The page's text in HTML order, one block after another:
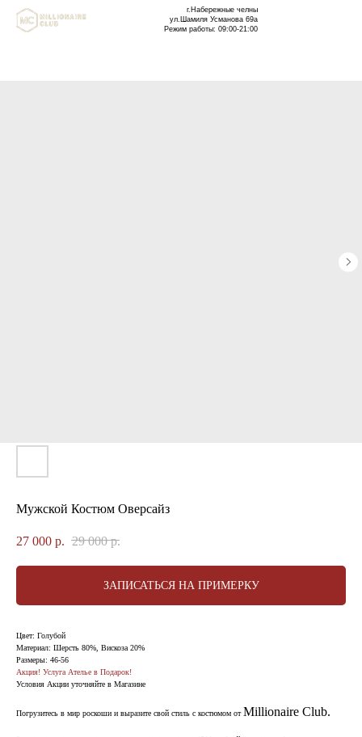
г.Набережные челны
ул.Шамиля Усманова 69а
Режим работы: 09:00-21:00
Мужской Костюм Оверсайз
27 000 р. 29 000 р.
ЗАПИСАТЬСЯ НА ПРИМЕРКУ
Цвет: Голубой
Материал: Шерсть 80%, Вискоза 20%
Размеры: 46-56
Акция! Услуга Ателье в Подарок!
Условия Акции уточняйте в Магазине
Погрузитесь в мир роскоши и выразите свой стиль с костюмом отMillionaire Сlub.